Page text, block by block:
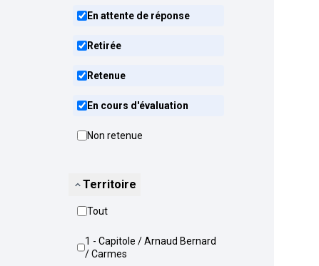
En attente de réponse
Retirée
Retenue
En cours d'évaluation
Non retenue
Territoire
Tout
1 - Capitole / Arnaud Bernard
/ Carmes